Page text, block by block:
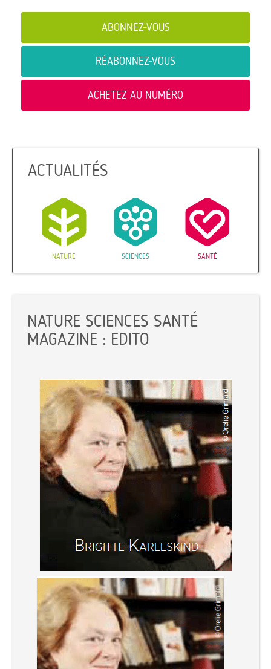
ABONNEZ-VOUS
RÉABONNEZ-VOUS
ACHETEZ AU NUMÉRO
ACTUALITÉS
NATURE SCIENCES SANTÉ
NATURE SCIENCES SANTÉ
MAGAZINE : EDITO